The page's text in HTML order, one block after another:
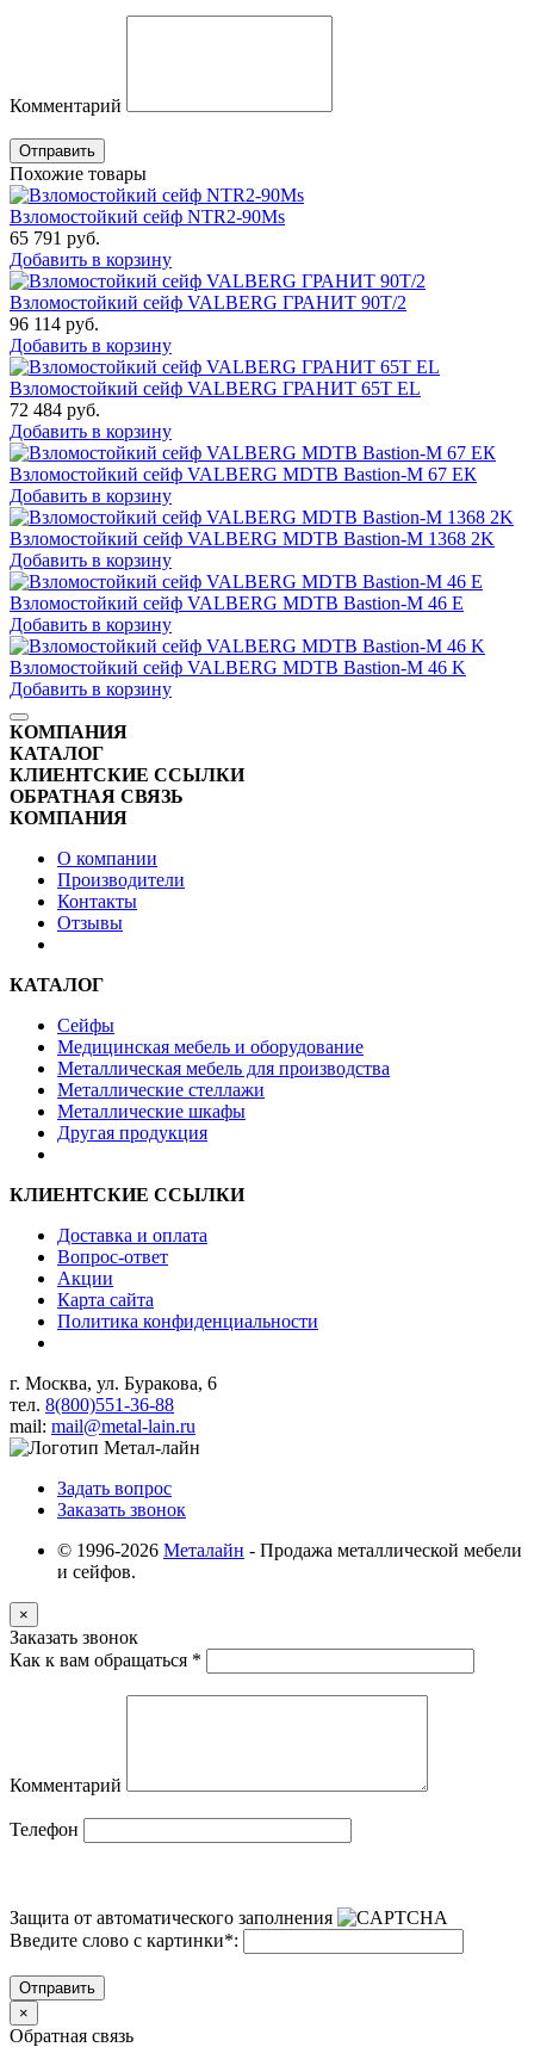
Комментарий
Отправить
Похожие товары
Взломостойкий сейф NTR2-90Ms
65 791 руб.
Добавить в корзину
Взломостойкий сейф VALBERG ГРАНИТ 90Т/2
96 114 руб.
Добавить в корзину
Взломостойкий сейф VALBERG ГРАНИТ 65Т EL
72 484 руб.
Добавить в корзину
Взломостойкий сейф VALBERG MDTB Bastion-M 67 ЕК
Добавить в корзину
Взломостойкий сейф VALBERG MDTB Bastion-M 1368 2K
Добавить в корзину
Взломостойкий сейф VALBERG MDTB Bastion-M 46 E
Добавить в корзину
Взломостойкий сейф VALBERG MDTB Bastion-M 46 K
Добавить в корзину
КОМПАНИЯ
КАТАЛОГ
КЛИЕНТСКИЕ ССЫЛКИ
ОБРАТНАЯ СВЯЗЬ
КОМПАНИЯ
О компании
Производители
Контакты
Отзывы
КАТАЛОГ
Сейфы
Медицинская мебель и оборудование
Металлическая мебель для производства
Металлические стеллажи
Металлические шкафы
Другая продукция
КЛИЕНТСКИЕ ССЫЛКИ
Доставка и оплата
Вопрос-ответ
Акции
Карта сайта
Политика конфиденциальности
г. Москва, ул. Буракова, 6
тел. 8(800)551-36-88
mail: mail@metal-lain.ru
Задать вопрос
Заказать звонок
© 1996-2026 Металайн - Продажа металлической мебели
и сейфов.
×
Заказать звонок
Как к вам обращаться *
Комментарий
Телефон
Защита от автоматического заполнения
Введите слово с картинки*:
Отправить
×
Обратная связь